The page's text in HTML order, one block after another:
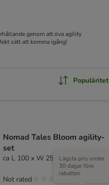
genom att öva agility
sätt att komma igång!
Populäritet
Nomad Tales Bloom agility-
set
ca L 100 x W 25 x H 25 cm
Lägsta pris under
30 dagar före
rabatten
Not rated